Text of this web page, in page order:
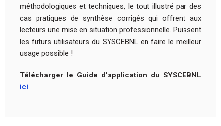
méthodologiques et techniques, le tout illustré par des
cas pratiques de synthèse corrigés qui offrent aux
lecteurs une mise en situation professionnelle. Puissent
les futurs utilisateurs du SYSCEBNL en faire le meilleur
usage possible !
Télécharger le Guide d’application du SYSCEBNL
ici